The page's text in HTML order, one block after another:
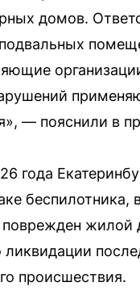
домов.
— пояснили в
года
беспилотника,
жилой
ликвидации
происшествия.